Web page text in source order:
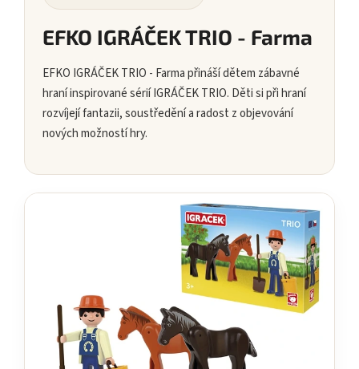
EFKO IGRÁČEK TRIO - Farma
EFKO IGRÁČEK TRIO - Farma přináší dětem zábavné
hraní inspirované sérií IGRÁČEK TRIO. Děti si při hraní
rozvíjejí fantazii, soustředění a radost z objevování
nových možností hry.